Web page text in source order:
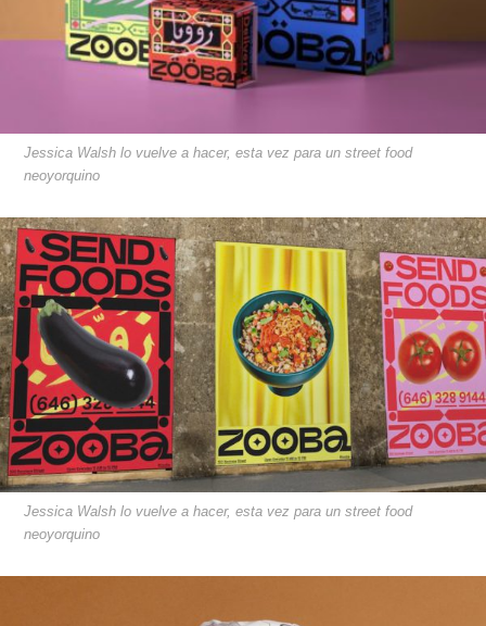
Jessica Walsh lo vuelve a hacer, esta vez para un street food
neoyorquino
Jessica Walsh lo vuelve a hacer, esta vez para un street food
neoyorquino